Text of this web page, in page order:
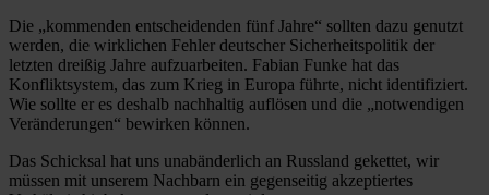
Die „kommenden entscheidenden fünf Jahre“ sollten dazu genutzt
werden, die wirklichen Fehler deutscher Sicherheitspolitik der
letzten dreißig Jahre aufzuarbeiten. Fabian Funke hat das
Konfliktsystem, das zum Krieg in Europa führte, nicht identifiziert.
Wie sollte er es deshalb nachhaltig auflösen und die „notwendigen
Veränderungen“ bewirken können.
Das Schicksal hat uns unabänderlich an Russland gekettet, wir
müssen mit unserem Nachbarn ein gegenseitig akzeptiertes